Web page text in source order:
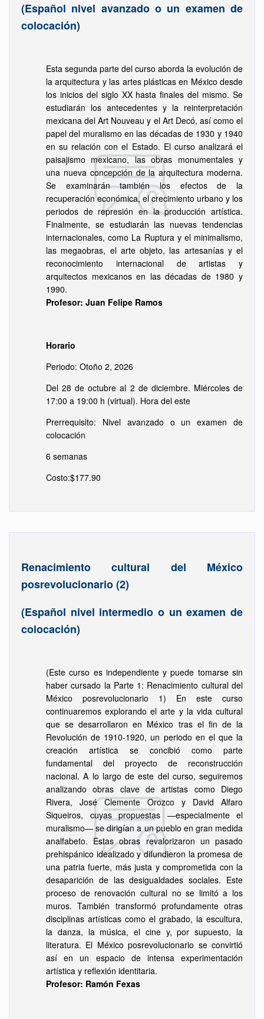
(Español nivel avanzado o un examen de
colocación)
Esta segunda parte del curso aborda la evolución de
la arquitectura y las artes plásticas en México desde
los inicios del siglo XX hasta finales del mismo. Se
estudiarán los antecedentes y la reinterpretación
mexicana del Art Nouveau y el Art Decó, así como el
papel del muralismo en las décadas de 1930 y 1940
en su relación con el Estado. El curso analizará el
paisajismo mexicano, las obras monumentales y
una nueva concepción de la arquitectura moderna.
Se examinarán también los efectos de la
recuperación económica, el crecimiento urbano y los
periodos de represión en la producción artística.
Finalmente, se estudiarán las nuevas tendencias
internacionales, como La Ruptura y el minimalismo,
las megaobras, el arte objeto, las artesanías y el
reconocimiento internacional de artistas y
arquitectos mexicanos en las décadas de 1980 y
1990.
Profesor: Juan Felipe Ramos
Horario
Periodo: Otoño 2, 2026
Del 28 de octubre al 2 de diciembre. Miércoles de
17:00 a 19:00 h (virtual). Hora del este
Prerrequisito: Nivel avanzado o un examen de
colocación
6 semanas
Costo:$177.90
Renacimiento cultural del México
posrevolucionario (2)
(Español nivel intermedio o un examen de
colocación)
(Este curso es independiente y puede tomarse sin
haber cursado la Parte 1: Renacimiento cultural del
México posrevolucionario 1) En este curso
continuaremos explorando el arte y la vida cultural
que se desarrollaron en México tras el fin de la
Revolución de 1910‑1920, un periodo en el que la
creación artística se concibió como parte
fundamental del proyecto de reconstrucción
nacional. A lo largo de este del curso, seguiremos
analizando obras clave de artistas como Diego
Rivera, José Clemente Orozco y David Alfaro
Siqueiros, cuyas propuestas —especialmente el
muralismo— se dirigían a un pueblo en gran medida
analfabeto. Estas obras revalorizaron un pasado
prehispánico idealizado y difundieron la promesa de
una patria fuerte, más justa y comprometida con la
desaparición de las desigualdades sociales. Este
proceso de renovación cultural no se limitó a los
muros. También transformó profundamente otras
disciplinas artísticas como el grabado, la escultura,
la danza, la música, el cine y, por supuesto, la
literatura. El México posrevolucionario se convirtió
así en un espacio de intensa experimentación
artística y reflexión identitaria.
Profesor: Ramón Fexas